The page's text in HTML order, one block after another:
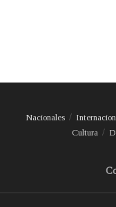
Nacionales
Cultura